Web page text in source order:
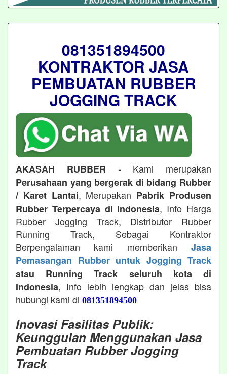
081351894500
KONTRAKTOR JASA
PEMBUATAN RUBBER
JOGGING TRACK
AKASAH RUBBER - Kami merupakan
Perusahaan yang bergerak di bidang Rubber
/ Karet Lantai, Merupakan Pabrik Produsen
Rubber Terpercaya di Indonesia, Info Harga
Rubber Jogging Track, Distributor Rubber
Running Track, Sebagai Kontraktor
Berpengalaman kami memberikan Jasa
Pemasangan Rubber untuk Jogging Track
atau Running Track seluruh kota di
Indonesia, Info lebih lengkap dan jelas bisa
hubungi kami di 081351894500
Inovasi Fasilitas Publik:
Keunggulan Menggunakan Jasa
Pembuatan Rubber Jogging
Track